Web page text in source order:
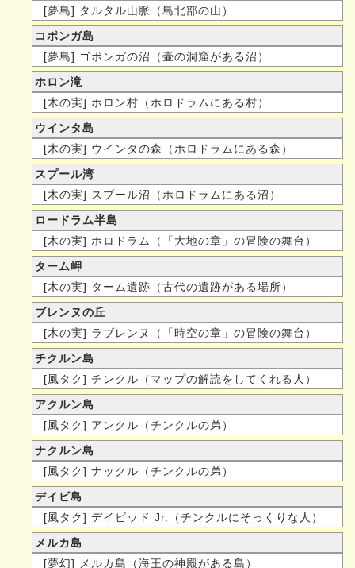
[夢島] タルタル山脈（島北部の山）
コポンガ島
[夢島] ゴポンガの沼（壷の洞窟がある沼）
ホロン滝
[木の実] ホロン村（ホロドラムにある村）
ウインタ島
[木の実] ウインタの森（ホロドラムにある森）
スプール湾
[木の実] スプール沼（ホロドラムにある沼）
ロードラム半島
[木の実] ホロドラム（「大地の章」の冒険の舞台）
ターム岬
[木の実] ターム遺跡（古代の遺跡がある場所）
ブレンヌの丘
[木の実] ラブレンヌ（「時空の章」の冒険の舞台）
チクルン島
[風タク] チンクル（マップの解読をしてくれる人）
アクルン島
[風タク] アンクル（チンクルの弟）
ナクルン島
[風タク] ナックル（チンクルの弟）
デイビ島
[風タク] デイビッド Jr.（チンクルにそっくりな人）
メルカ島
[夢幻] メルカ島（海王の神殿がある島）